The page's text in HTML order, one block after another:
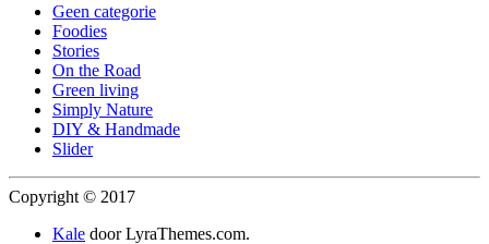
Geen categorie
Foodies
Stories
On the Road
Green living
Simply Nature
DIY & Handmade
Slider
Copyright © 2017
Kale door LyraThemes.com.